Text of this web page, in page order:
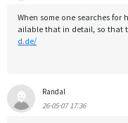
When some one searches
ailable that in detail, so that
d.de/
Randal
26-05-07 17:36